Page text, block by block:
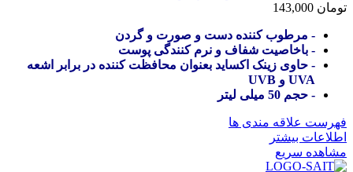
تومان
- مرطوب کننده دست و صورت و گردن
- باخاصیت شفاف و نرم کنندگی پوست
- حاوی زینک اکساید بعنوان محافظت کننده در برابر اشعه
UVA و UVB
- حجم 50 میلی لیتر
فهرست علاقه مندی ها
اطلاعات بیشتر
مشاهده سریع